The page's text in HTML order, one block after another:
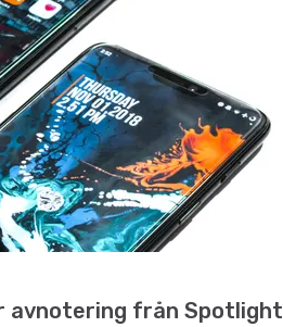
avnotering från Spotlight